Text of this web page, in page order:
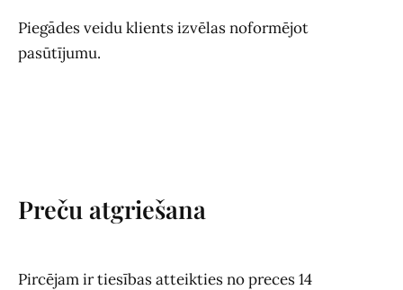
Piegādes veidu klients izvēlas noformējot
pasūtījumu.
Preču atgriešana
Pircējam ir tiesības atteikties no preces 14